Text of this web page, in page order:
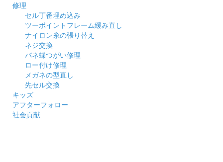
修理
セル丁番埋め込み
ツーポイントフレーム緩み直し
ナイロン糸の張り替え
ネジ交換
バネ蝶つがい修理
ロー付け修理
メガネの型直し
先セル交換
キッズ
アフターフォロー
社会貢献